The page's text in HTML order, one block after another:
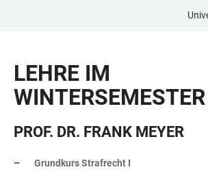
BARRIEREFREIHEIT
LEHRE IM
PROF. DR. FRANK MEYER
Grundkurs Strafrecht I